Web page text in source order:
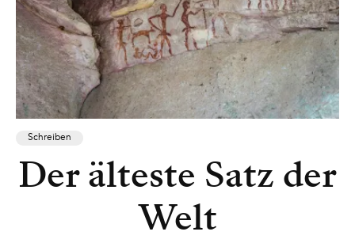
Schreiben
Der älteste Satz der
Welt